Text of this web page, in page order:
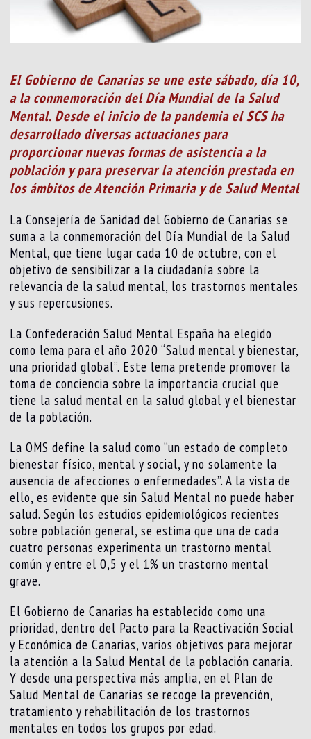
El Gobierno de Canarias se une este sábado, día 10,
a la conmemoración del Día Mundial de la Salud
Mental. Desde el inicio de la pandemia el SCS ha
desarrollado diversas actuaciones para
proporcionar nuevas formas de asistencia a la
población y para preservar la atención prestada en
los ámbitos de Atención Primaria y de Salud Mental
La Consejería de Sanidad del Gobierno de Canarias se
suma a la conmemoración del Día Mundial de la Salud
Mental, que tiene lugar cada 10 de octubre, con el
objetivo de sensibilizar a la ciudadanía sobre la
relevancia de la salud mental, los trastornos mentales
y sus repercusiones.
La Confederación Salud Mental España ha elegido
como lema para el año 2020 “Salud mental y bienestar,
una prioridad global”. Este lema pretende promover la
toma de conciencia sobre la importancia crucial que
tiene la salud mental en la salud global y el bienestar
de la población.
La OMS define la salud como “un estado de completo
bienestar físico, mental y social, y no solamente la
ausencia de afecciones o enfermedades”. A la vista de
ello, es evidente que sin Salud Mental no puede haber
salud. Según los estudios epidemiológicos recientes
sobre población general, se estima que una de cada
cuatro personas experimenta un trastorno mental
común y entre el 0,5 y el 1% un trastorno mental
grave.
El Gobierno de Canarias ha establecido como una
prioridad, dentro del Pacto para la Reactivación Social
y Económica de Canarias, varios objetivos para mejorar
la atención a la Salud Mental de la población canaria.
Y desde una perspectiva más amplia, en el Plan de
Salud Mental de Canarias se recoge la prevención,
tratamiento y rehabilitación de los trastornos
mentales en todos los grupos por edad.